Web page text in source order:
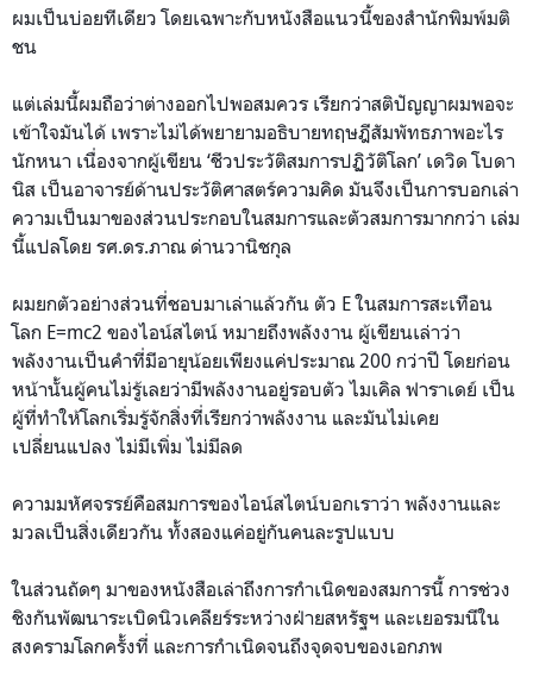
ผมเป็นบ่อยทีเดียว โดยเฉพาะกับหนังสือแนวนี้ของสำนักพิมพ์มติ
ชน
แต่เล่มนี้ผมถือว่าต่างออกไปพอสมควร เรียกว่าสติปัญญาผมพอจะ
เข้าใจมันได้ เพราะไม่ได้พยายามอธิบายทฤษฎีสัมพัทธภาพอะไร
นักหนา เนื่องจากผู้เขียน ‘ชีวประวัติสมการปฏิวัติโลก’ เดวิด โบดา
นิส เป็นอาจารย์ด้านประวัติศาสตร์ความคิด มันจึงเป็นการบอกเล่า
ความเป็นมาของส่วนประกอบในสมการและตัวสมการมากกว่า เล่ม
นี้แปลโดย รศ.ดร.ภาณ ด่านวานิชกุล
ผมยกตัวอย่างส่วนที่ชอบมาเล่าแล้วกัน ตัว E ในสมการสะเทือน
โลก E=mc2 ของไอน์สไตน์ หมายถึงพลังงาน ผู้เขียนเล่าว่า
พลังงานเป็นคำที่มีอายุน้อยเพียงแค่ประมาณ 200 กว่าปี โดยก่อน
หน้านั้นผู้คนไม่รู้เลยว่ามีพลังงานอยู่รอบตัว ไมเคิล ฟาราเดย์ เป็น
ผู้ที่ทำให้โลกเริ่มรู้จักสิ่งที่เรียกว่าพลังงาน และมันไม่เคย
เปลี่ยนแปลง ไม่มีเพิ่ม ไม่มีลด
ความมหัศจรรย์คือสมการของไอน์สไตน์บอกเราว่า พลังงานและ
มวลเป็นสิ่งเดียวกัน ทั้งสองแค่อยู่กันคนละรูปแบบ
ในส่วนถัดๆ มาของหนังสือเล่าถึงการกำเนิดของสมการนี้ การช่วง
ชิงกันพัฒนาระเบิดนิวเคลียร์ระหว่างฝ่ายสหรัฐฯ และเยอรมนีใน
สงครามโลกครั้งที่ และการกำเนิดจนถึงจุดจบของเอกภพ